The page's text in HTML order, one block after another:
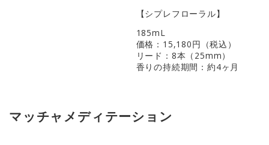
【シプレフローラル】
185mL
価格：15,180円（税込）
リード：8本（25mm）
香りの持続期間：約4ヶ月
マッチャメディテーション